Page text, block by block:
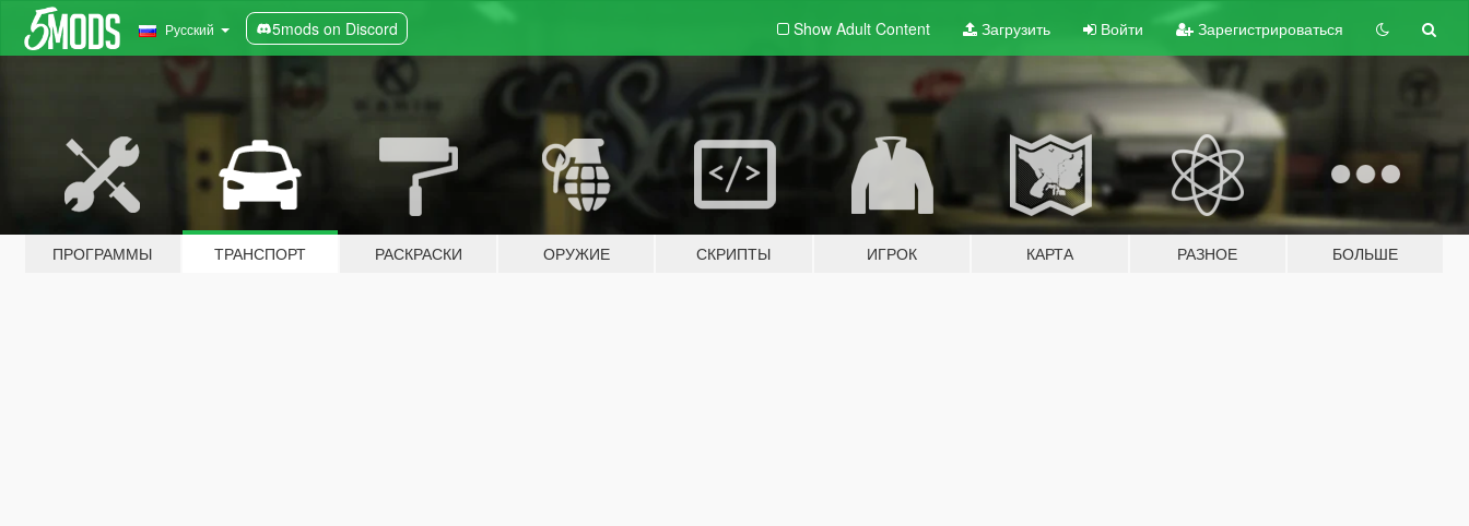
Русский 5mods on Discord Show Adult Content Загрузить Войти Зарегистрироваться
ПРОГРАММЫ ТРАНСПОРТ РАСКРАСКИ ОРУЖИЕ СКРИПТЫ ИГРОК КАРТА РАЗНОЕ БОЛЬШЕ